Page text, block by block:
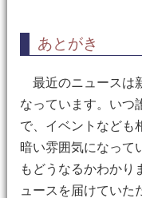
あとがき
最近のニュースは
なっています。いつ
で、イベントなども
暗い雰囲気になって
もどうなるかわかり
ュースを届けていた